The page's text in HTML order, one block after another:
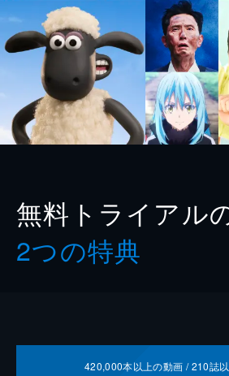
無料トライアル
2つの特典
420,000本以上の動画 /210誌